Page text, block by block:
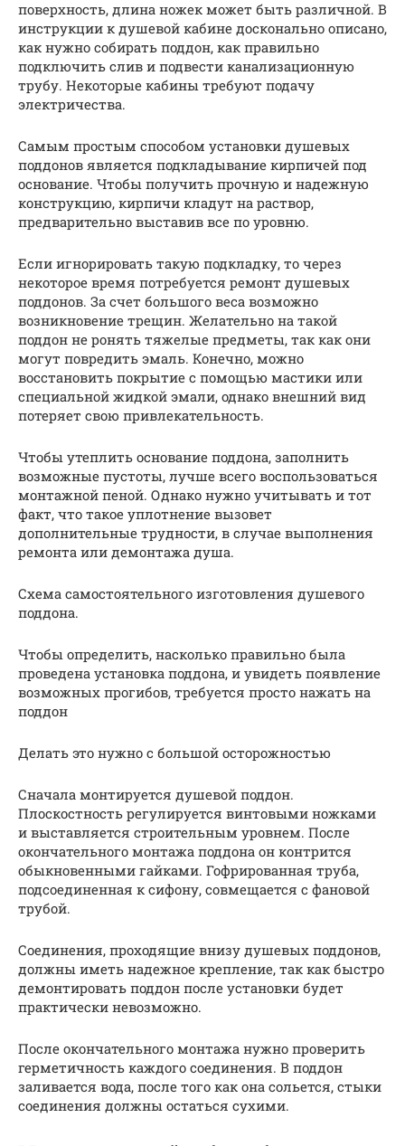
поверхность, длина ножек может быть различной. В
инструкции к душевой кабине досконально описано,
как нужно собирать поддон, как правильно
подключить слив и подвести канализационную
трубу. Некоторые кабины требуют подачу
электричества.
Самым простым способом установки душевых
поддонов является подкладывание кирпичей под
основание. Чтобы получить прочную и надежную
конструкцию, кирпичи кладут на раствор,
предварительно выставив все по уровню.
Если игнорировать такую подкладку, то через
некоторое время потребуется ремонт душевых
поддонов. За счет большого веса возможно
возникновение трещин. Желательно на такой
поддон не ронять тяжелые предметы, так как они
могут повредить эмаль. Конечно, можно
восстановить покрытие с помощью мастики или
специальной жидкой эмали, однако внешний вид
потеряет свою привлекательность.
Чтобы утеплить основание поддона, заполнить
возможные пустоты, лучше всего воспользоваться
монтажной пеной. Однако нужно учитывать и тот
факт, что такое уплотнение вызовет
дополнительные трудности, в случае выполнения
ремонта или демонтажа душа.
Схема самостоятельного изготовления душевого
поддона.
Чтобы определить, насколько правильно была
проведена установка поддона, и увидеть появление
возможных прогибов, требуется просто нажать на
поддон
Делать это нужно с большой осторожностью
Сначала монтируется душевой поддон.
Плоскостность регулируется винтовыми ножками
и выставляется строительным уровнем. После
окончательного монтажа поддона он контрится
обыкновенными гайками. Гофрированная труба,
подсоединенная к сифону, совмещается с фановой
трубой.
Соединения, проходящие внизу душевых поддонов,
должны иметь надежное крепление, так как быстро
демонтировать поддон после установки будет
практически невозможно.
После окончательного монтажа нужно проверить
герметичность каждого соединения. В поддон
заливается вода, после того как она сольется, стыки
соединения должны остаться сухими.